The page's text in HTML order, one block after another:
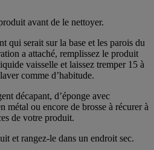
avant de le nettoyer.
qui serait sur la base et les parois du
a attaché, remplissez le produit
vaisselle et laissez tremper 15 à
comme d’habitude.
décapant, d’éponge avec
métal ou encore de brosse à récurer à
de votre produit.
et rangez-le dans un endroit sec.